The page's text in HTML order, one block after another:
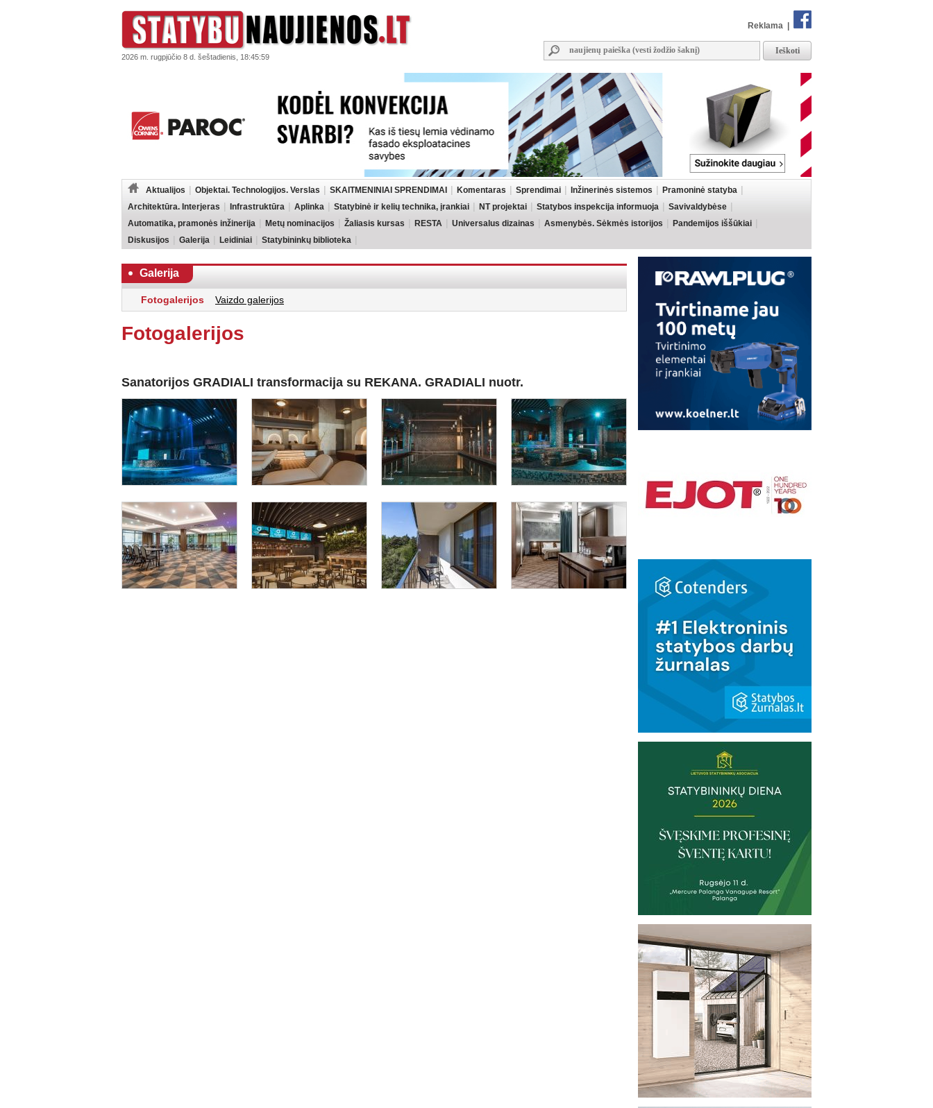
2026 m. rugpjūčio 8 d. šeštadienis, 18:45:59
Reklama
Aktualijos Objektai. Technologijos. Verslas SKAITMENINIAI SPRENDIMAI Komentaras Sprendimai Inžinerinės sistemos
Pramoninė statyba
Architektūra. Interjeras
Infrastruktūra Aplinka Statybinė ir kelių technika, įrankiai NT projektai Statybos inspekcija informuoja
Savivaldybėse
Automatika, pramonės inžinerija
Metų nominacijos Žaliasis kursas RESTA Universalus dizainas Asmenybės. Sėkmės istorijos
Pandemijos iššūkiai
Diskusijos
Galerija Leidiniai Statybininkų biblioteka
Galerija
Fotogalerijos Vaizdo galerijos
Fotogalerijos
Sanatorijos GRADIALI transformacija su REKANA. GRADIALI nuotr.